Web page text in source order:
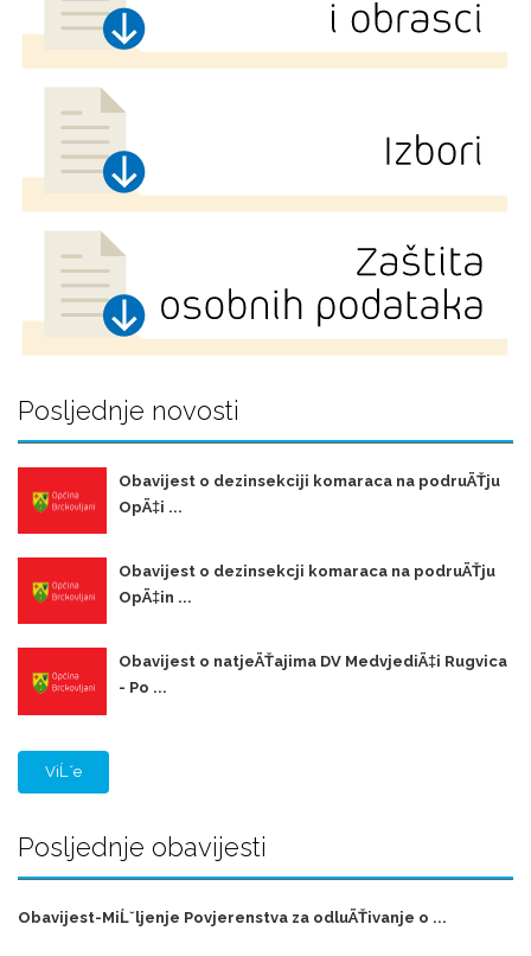
Posljednje novosti
Obavijest o dezinsekciji komaraca na podruÄŤju
OpÄ‡i ...
Obavijest o dezinsekcji komaraca na podruÄŤju
OpÄ‡in ...
Obavijest o natjeÄŤajima DV MedvjediÄ‡i Rugvica
- Po ...
ViĹˇe
Posljednje obavijesti
Obavijest-MiĹˇljenje Povjerenstva za odluÄŤivanje o ...